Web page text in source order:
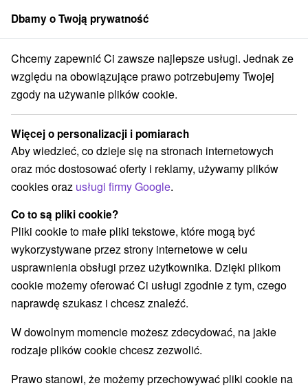
członek grupySorger
Hotel Barbora *** Vyšná Boca Upiorny Halloween u Barbory
Upiorny Halloween u Barbory
Hotel Barbora★★★Vyšná Boca Vyšná Boca
Przejdź do lokalizacji
Urządzenie jest obecnie zamknięty z naszą ofertą!
Dbamy o Twoją prywatność
Chcemy zapewnić Ci zawsze najlepsze usługi. Jednak ze
względu na obowiązujące prawo potrzebujemy Twojej
zgody na używanie plików cookie.
Więcej o personalizacji i pomiarach
Aby wiedzieć, co dzieje się na stronach internetowych
oraz móc dostosować oferty i reklamy, używamy plików
cookies oraz usługi firmy Google.
Co to są pliki cookie?
Pliki cookie to małe pliki tekstowe, które mogą być
wykorzystywane przez strony internetowe w celu
usprawnienia obsługi przez użytkownika. Dzięki plikom
cookie możemy oferować Ci usługi zgodnie z tym, czego
naprawdę szukasz i chcesz znaleźć.
W dowolnym momencie możesz zdecydować, na jakie
rodzaje plików cookie chcesz zezwolić.
Prawo stanowi, że możemy przechowywać pliki cookie na